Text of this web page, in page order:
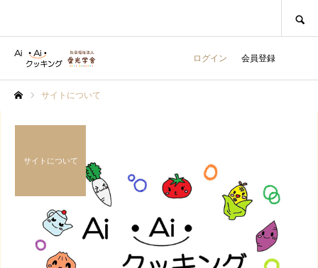
ログイン 会員登録
サイトについて
サイトについて